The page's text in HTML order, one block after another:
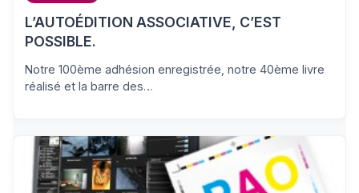
L’AUTOÉDITION ASSOCIATIVE, C’EST
POSSIBLE.
Notre 100ème adhésion enregistrée, notre 40ème livre
réalisé et la barre des…